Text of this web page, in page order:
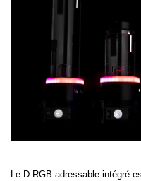
Le D-RGB adressable intégré